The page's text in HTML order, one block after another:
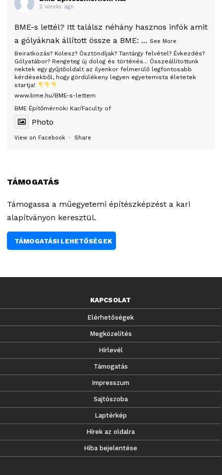
2 weeks ago
BME-s lettél? Itt találsz néhány hasznos infók amit
a gólyáknak állított össze a BME:
Beiratkozás? Kolesz? Ösztöndíjak? Tantárgy felvétel? Évkezdés?
Gólyatábor? Rengeteg új dolog és történés... Összeállítottunk
nektek egy gyűjtőoldalt az ilyenkor felmerülő legfontosabb
kérdésekből, hogy gördülékeny legyen egyetemista életetek
startja!
www.bme.hu/BME-s-lettem
BME Építőmérnöki Kar/Faculty of
... See More
Photo
View on Facebook · Share
TÁMOGATÁS
Támogassa a műegyetemi építészképzést a kari
alapítványon keresztül.
TÁMOGATÁSI LEHETŐSÉGEK
KAPCSOLAT
Elérhetőségek
Megközelítés
Hírlevél
Támogatás
Impresszum
Sajtószoba
Laptérkép
Hírek az oldalra
Hiba bejelentése